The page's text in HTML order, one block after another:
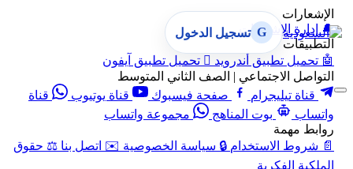
الإشعارات
🔔 إدارة الإشعارات
التطبيقات
🤖 تحميل تطبيق أندرويد  تحميل تطبيق آيفون
التواصل الاجتماعي | الصف الثاني المتوسط
قناة تيليجرام
صفحة فيسبوك قناة يوتيوب
قناة
واتساب
بوت المناهج
مجموعة واتساب
روابط مهمة
📄 شروط الاستخدام 🔒 سياسة الخصوصية ✉️ اتصل بنا ⚖️ حقوق
الملكية الفكرية
G تسجيل الدخول